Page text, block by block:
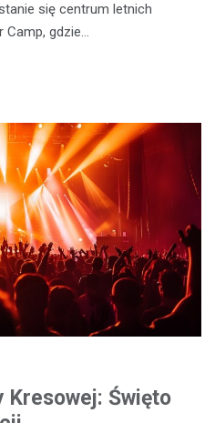
się centrum letnich
Camp, gdzie…
Kresowej: Święto